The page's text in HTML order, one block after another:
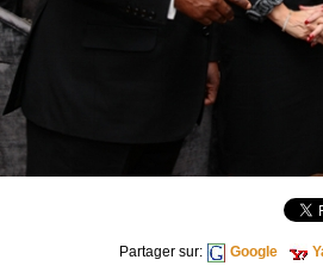
Partager sur: Google